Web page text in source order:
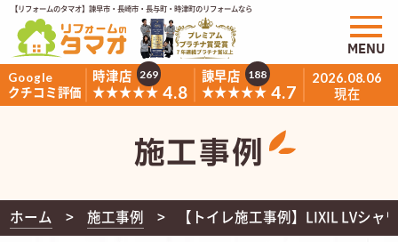
【リフォームのタマオ】諫早市・長崎市・長与町・時津町のリフォームなら
Google
クチコミ評価
時津店
★★★★★ 4.8
269
諫早店
★★★★★ 4.7
188 2026.08.06
現在
MENU
施工事例
ホーム 施工事例 【トイレ施工事例】LIXIL LVシャ